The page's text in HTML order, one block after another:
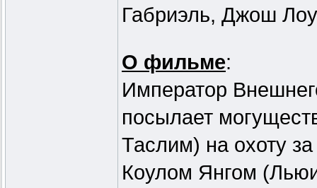
Габриэль, Джош
О фильме:
Император
посылает
Таслим) на охоту
Коулом Янгом